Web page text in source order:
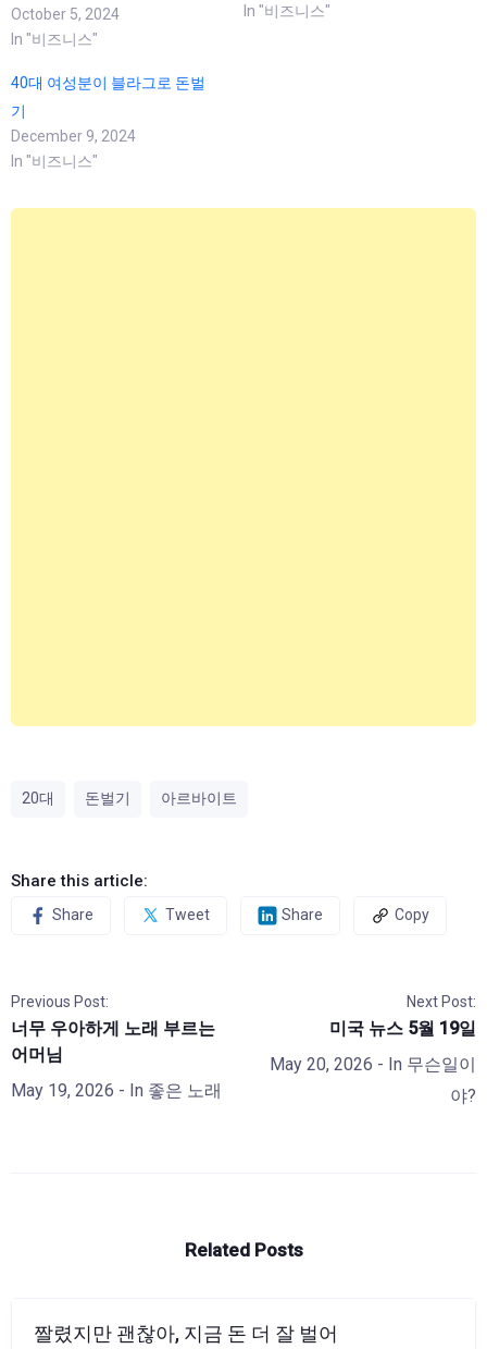
October 5, 2024
In "비즈니스"
In "비즈니스"
40대 여성분이 블라그로 돈벌
기
December 9, 2024
In "비즈니스"
20대 돈벌기 아르바이트
Share this article:
Share Tweet Share Copy
Previous Post:
너무 우아하게 노래 부르는
어머님
May 19, 2026 - In 좋은 노래
Next Post:
미국 뉴스 5월 19일
May 20, 2026 - In 무슨일이
야?
Related Posts
짤렸지만 괜찮아, 지금 돈 더 잘 벌어